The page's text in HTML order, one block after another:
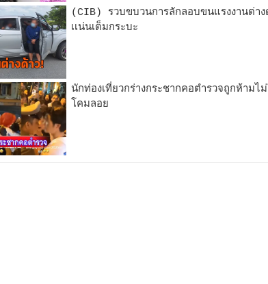
(CIB) รวบขบวนการลักลอบขนแรงงานต่าง
เเน่นเต็มกระบะ
นักท่องเที่ยวกร่างกระชากคอตำรวจถูกห้ามไ
โคมลอย